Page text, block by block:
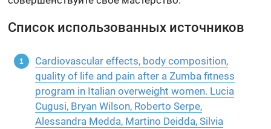
Список использованных источников
Cardiovascular effects, body composition,
quality of life and pain after a Zumba fitness
program in Italian overweight women. Lucia
Cugusi, Bryan Wilson, Roberto Serpe,
Alessandra Medda, Martino Deidda, Silvia